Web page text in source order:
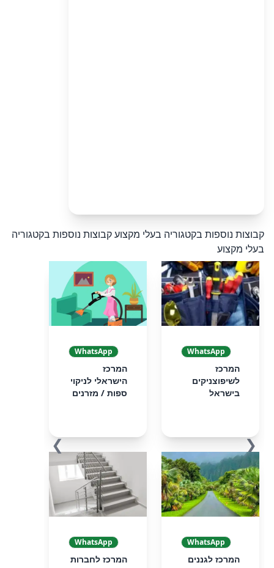
קבוצות נוספות בקטגוריה בעלי מקצועקבוצות נוספות בקטגוריה
בעלי מקצוע
❮
WhatsApp
המרכז
לשיפוצניקים
בישראל
WhatsApp
המרכז
הישראלי לניקוי
ספות / מזרנים
WhatsApp
המרכז לגננים
WhatsApp
המרכז לחברות
❯